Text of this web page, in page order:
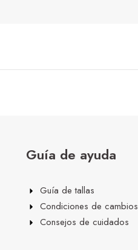
Guía de ayuda
Guía de tallas
Condiciones de cambios
Consejos de cuidados